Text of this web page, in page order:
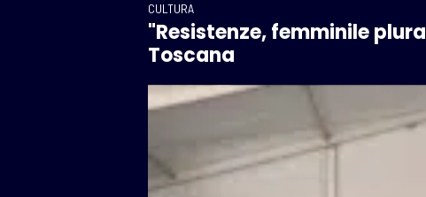
CULTURA
"Resistenze, femminile
Toscana